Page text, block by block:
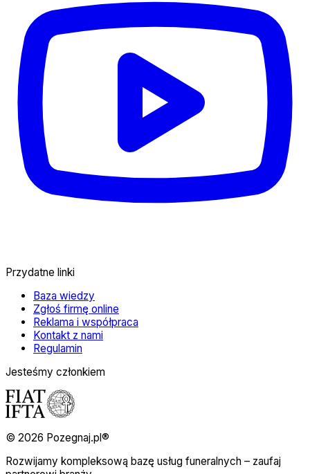
Przydatne linki
Baza wiedzy
Zgłoś firmę online
Reklama i współpraca
Kontakt z nami
Regulamin
Jesteśmy członkiem
© 2026 Pozegnaj.pl®
Rozwijamy kompleksową bazę usług funeralnych – zaufaj